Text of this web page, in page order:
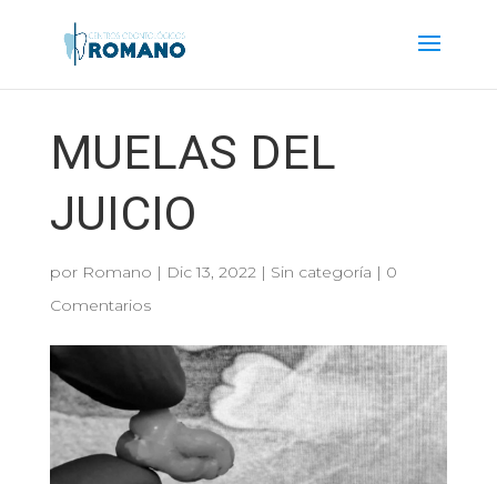
MUELAS DEL
JUICIO
por Romano | Dic 13, 2022| Sin categoría | 0
Comentarios